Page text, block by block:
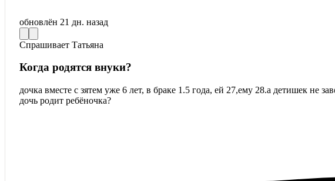
обновлён 21 дн. назад
Спрашивает Татьяна
Когда родятся внуки?
дочка вместе с зятем уже 6 лет, в браке 1.5 года, ей 27,ему 28.а детишек не
дочь родит ребёночка?